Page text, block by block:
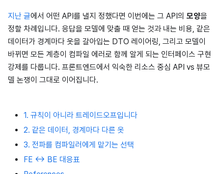
지난 글에서 어떤 API를 낼지 정했다면 이번에는 그 API의 모양을
정할 차례입니다. 응답을 모델에 맞출 때 얻는 것과 내는 비용, 같은
데이터가 경계마다 옷을 갈아입는 DTO 레이어링, 그리고 모델이
바뀌면 모든 계층이 컴파일 에러로 함께 알게 되는 인터페이스 구현
강제를 다룹니다. 프론트엔드에서 익숙한 리소스 중심 API vs 뷰모
델 논쟁이 그대로 이어집니다.
1. 규칙이 아니라 트레이드오프입니다
2. 같은 데이터, 경계마다 다른 옷
3. 전파를 컴파일러에게 맡기는 선택
FE ↔ BE 대응표